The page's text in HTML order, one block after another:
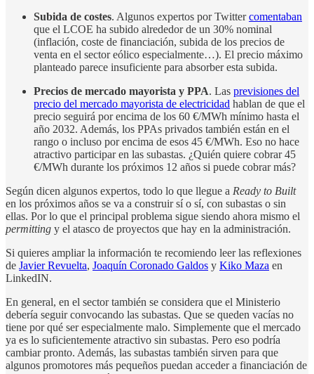
Subida de costes. Algunos expertos por Twittercomentaban
que el LCOE ha subido alrededor de un 30% nominal
(inflación, coste de financiación, subida de los precios de
venta en el sector eólico especialmente…). El precio máximo
planteado parece insuficiente para absorber esta subida.
Precios de mercado mayorista y PPA. Las previsiones del
precio del mercado mayorista de electricidad hablan de que el
precio seguirá por encima de los 60 €/MWh mínimo hasta el
año 2032. Además, los PPAs privados también están en el
rango o incluso por encima de esos 45 €/MWh. Eso no hace
atractivo participar en las subastas. ¿Quién quiere cobrar 45
€/MWh durante los próximos 12 años si puede cobrar más?
Según dicen algunos expertos, todo lo que llegue a Ready to Built
en los próximos años se va a construir sí o sí, con subastas o sin
ellas. Por lo que el principal problema sigue siendo ahora mismo el
permitting y el atasco de proyectos que hay en la administración.
Si quieres ampliar la información te recomiendo leer las reflexiones
de Javier Revuelta, Joaquín Coronado Galdos y Kiko Maza en
LinkedIN.
En general, en el sector también se considera que el Ministerio
debería seguir convocando las subastas. Que se queden vacías no
tiene por qué ser especialmente malo. Simplemente que el mercado
ya es lo suficientemente atractivo sin subastas. Pero eso podría
cambiar pronto. Además, las subastas también sirven para que
algunos promotores más pequeños puedan acceder a financiación de